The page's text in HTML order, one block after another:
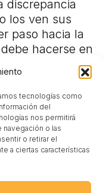
tecnologías como
del
nos permitirá
o las
o retirar el
a ciertas características
discrepancia
los ven sus
paso hacia la
hacerse en
seguro, no
de
todos los
tipo de
Dunning-
centrados en
intelectual,